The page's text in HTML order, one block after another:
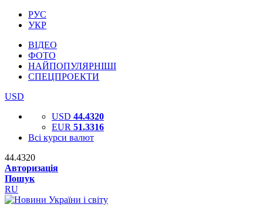
РУС
УКР
ВІДЕО
ФОТО
НАЙПОПУЛЯРНІШІ
СПЕЦПРОЕКТИ
USD
USD 44.4320
EUR 51.3316
Всі курси валют
44.4320
Авторизація
Пошук
RU